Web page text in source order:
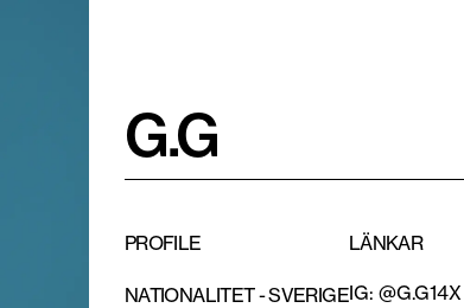
G.G
PROFILE
NATIONALITET -SVERIGE
LÄNKAR
IG: @G.G14X